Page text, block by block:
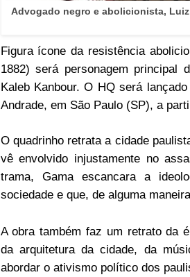
Advogado negro e abolicionista,
Figura ícone da resistência
1882) será personagem principal
Kaleb Kanbour. O HQ será
Andrade, em São Paulo (SP), a
O quadrinho retrata a cidade
vê envolvido injustamente no
trama, Gama escancara a
sociedade e que, de alguma
A obra também faz um retrato da
da arquitetura da cidade, da
abordar o ativismo político dos